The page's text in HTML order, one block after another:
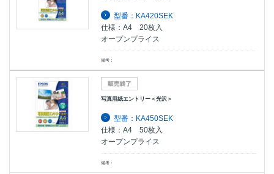
型番：KA420SEK
仕様：A4 20枚入
オープンプライス
備考：
写真用紙エントリー＜光沢＞
型番：KA450SEK
仕様：A4 50枚入
オープンプライス
備考：